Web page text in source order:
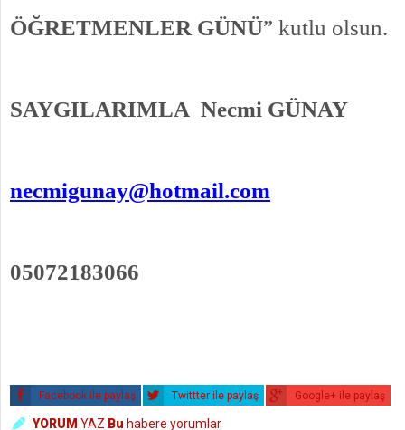
ÖĞRETMENLER GÜNÜ” kutlu olsun.
SAYGILARIMLA Necmi GÜNAY
necmigunay@hotmail.com
05072183066
Facebook ile paylaş Twittter ile paylaş Google+ ile paylaş
YORUM YAZ Bu habere yorumlar